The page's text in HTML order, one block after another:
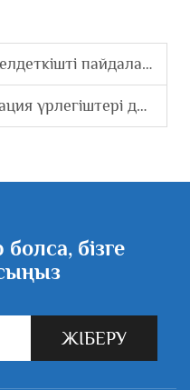
негізгі артықшылықтары қандай?
үрлегіштерден немен ерекшеленеді?
бізге
ЖІБЕРУ